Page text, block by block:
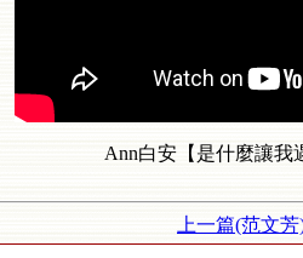
Ann白安【是什麼讓我
上一篇(范文芳